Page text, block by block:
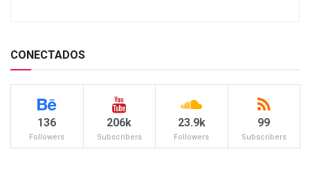
CONECTADOS
136
Followers
206k
Subscribers
23.9k
Followers
99
Subscribers